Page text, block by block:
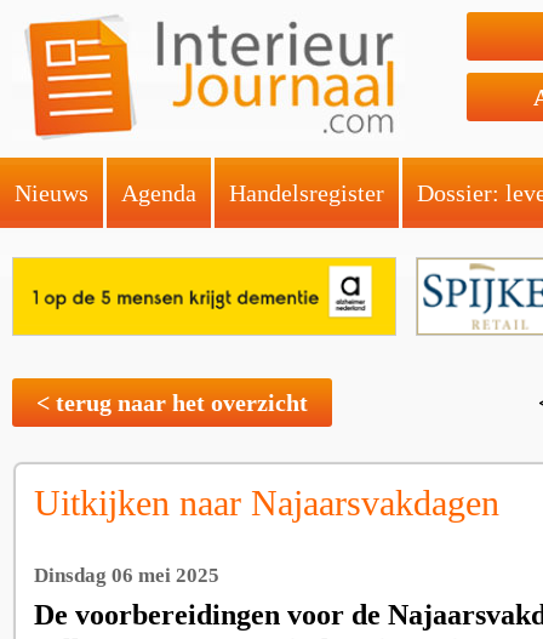
Nieuws Agenda Handelsregister Dossier:
< terug naar het overzicht
Uitkijken naar Najaarsvakdagen
Dinsdag 06 mei 2025
De voorbereidingen voor de